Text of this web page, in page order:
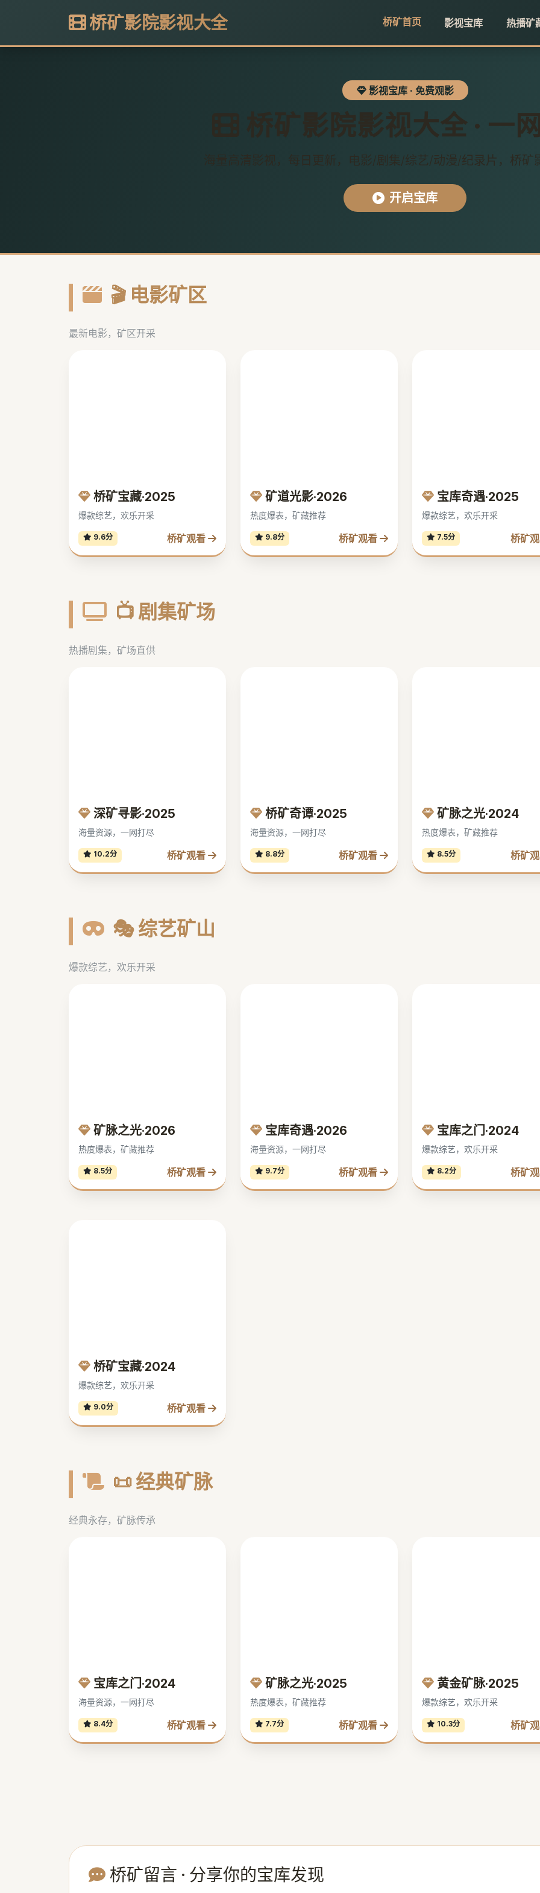
桥矿影院影视大全 桥矿首页 影视宝库 热播矿
影视宝库 · 免费观影
桥矿影院影视大全 · 一
海量高清影视，每日更新，电影/剧集/综艺/动漫/纪录片，桥矿
开启宝库
🎬 电影矿区
最新电影，矿区开采
桥矿宝藏·2025
爆款综艺，欢乐开采
9.6分 桥矿观看
矿道光影·2026
热度爆表，矿藏推荐
9.8分 桥矿观看
宝库奇遇·2025
爆款综艺，欢乐开采
7.5分 桥矿
📺 剧集矿场
热播剧集，矿场直供
深矿寻影·2025
海量资源，一网打尽
10.2分 桥矿观看
桥矿奇谭·2025
海量资源，一网打尽
8.8分 桥矿观看
矿脉之光·2024
热度爆表，矿藏推荐
8.5分 桥矿
🎭 综艺矿山
爆款综艺，欢乐开采
矿脉之光·2026
热度爆表，矿藏推荐
8.5分 桥矿观看
宝库奇遇·2026
海量资源，一网打尽
9.7分 桥矿观看
宝库之门·2024
爆款综艺，欢乐开采
8.2分 桥矿
桥矿宝藏·2024
爆款综艺，欢乐开采
9.0分 桥矿观看
📜 经典矿脉
经典永存，矿脉传承
宝库之门·2024
海量资源，一网打尽
8.4分 桥矿观看
矿脉之光·2025
热度爆表，矿藏推荐
7.7分 桥矿观看
黄金矿脉·2025
爆款综艺，欢乐开采
10.3分 桥矿
桥矿留言 · 分享你的宝库发现